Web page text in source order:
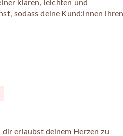
klaren, leichten und
sodass deine Kund:innen ihren
erlaubst deinem Herzen zu